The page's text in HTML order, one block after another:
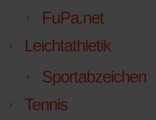
FuPa.net
Leichtathletik
Sportabzeichen
Tennis